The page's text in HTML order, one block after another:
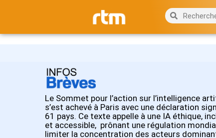
Le Sommet pour l’action sur l’intelligence
s’est achevé à Paris avec une déclaration
61 pays. Ce texte appelle à une IA éthique,
et accessible, prônant une régulation
limiter la concentration des acteurs